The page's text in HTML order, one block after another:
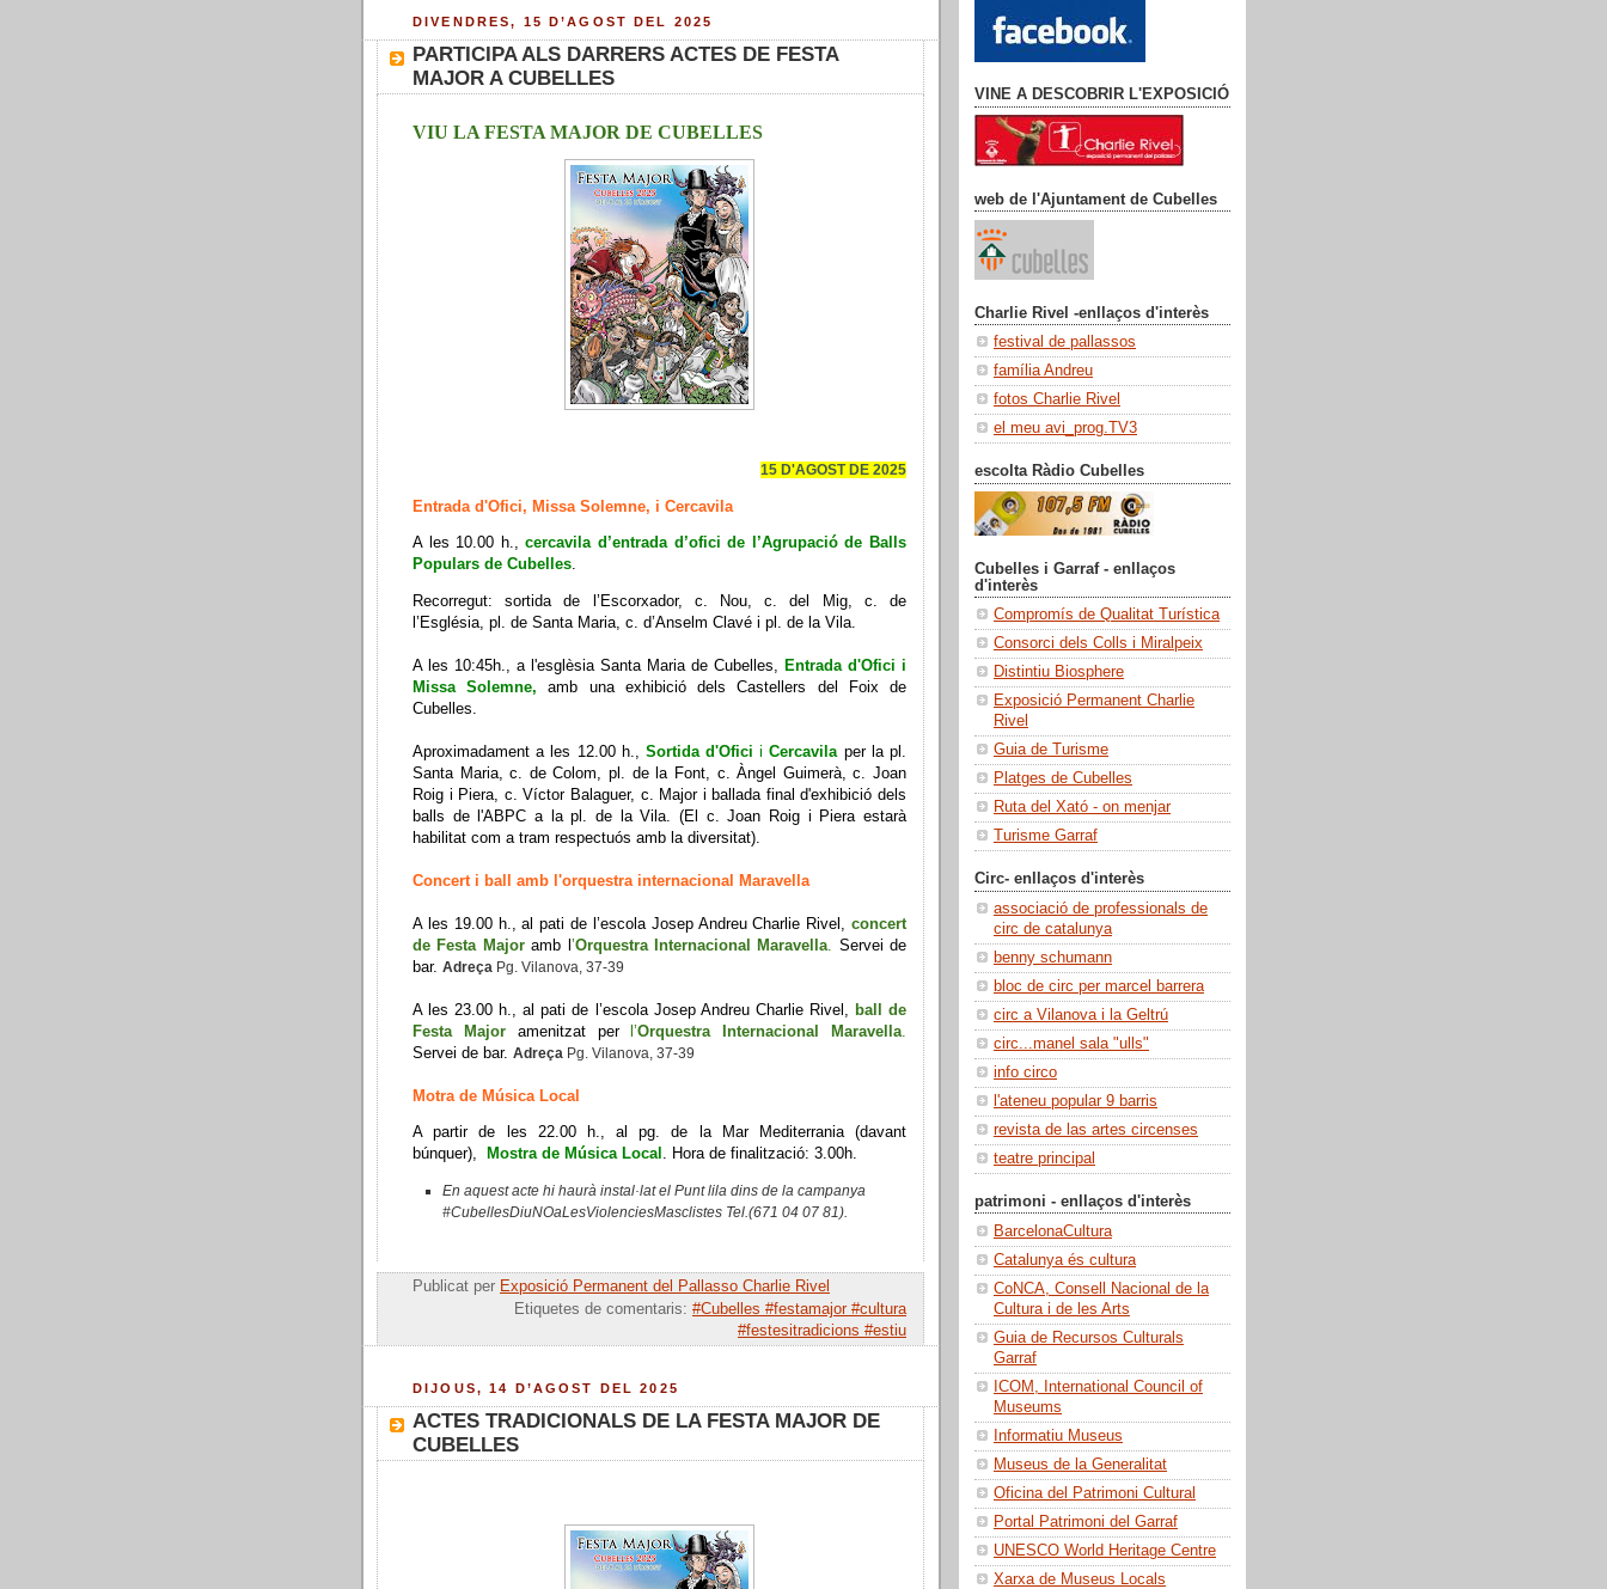
DIVENDRES, 15 D’AGOST DEL 2025
PARTICIPA ALS DARRERS ACTES DE FESTA
MAJOR A CUBELLES
VIU LA FESTA MAJOR DE CUBELLES
15 D'AGOST DE 2025
Entrada d'Ofici, Missa Solemne, i Cercavila
A les 10.00 h., cercavila d’entrada d’ofici de l’Agrupació de Balls
Populars de Cubelles.
Recorregut: sortida de l’Escorxador, c. Nou, c. del Mig, c. de
l’Església, pl. de Santa Maria, c. d’Anselm Clavé i pl. de la Vila.
A les 10:45h., a l'esglèsia Santa Maria de Cubelles, Entrada d'Ofici i
Missa Solemne, amb una exhibició dels Castellers del Foix de
Cubelles.
Aproximadament a les 12.00 h., Sortida d'OficiiCercavila per la pl.
Santa Maria, c. de Colom, pl. de la Font, c. Àngel Guimerà, c. Joan
Roig i Piera, c. Víctor Balaguer, c. Major i ballada final d'exhibició dels
balls de l'ABPC a la pl. de la Vila. (El c. Joan Roig i Piera estarà
habilitat com a tram respectuós amb la diversitat).
Concert i ball amb l'orquestra internacional Maravella
A les 19.00 h., al pati de l’escola Josep Andreu Charlie Rivel, concert
de Festa Major amb l ’Orquestra Internacional Maravella. Servei de
bar. Adreça Pg. Vilanova, 37-39
A les 23.00 h., al pati de l’escola Josep Andreu Charlie Rivel, ball de
Festa Major
amenitzat per l’Orquestra Internacional Maravella.
Servei de bar. Adreça Pg. Vilanova, 37-39
Motra de Música Local
A partir de les 22.00 h., al pg. de la Mar Mediterrania (davant
búnquer),
Mostra de Música Local . Hora de finalització: 3.00h.
En aquest acte hi haurà instal·lat el Punt lila dins de la campanya
#CubellesDiuNOaLesViolenciesMasclistes Tel.(671 04 07 81).
Publicat per Exposició Permanent del Pallasso Charlie Rivel
Etiquetes de comentaris: #Cubelles #festamajor #cultura
#festesitradicions #estiu
DIJOUS, 14 D’AGOST DEL 2025
ACTES TRADICIONALS DE LA FESTA MAJOR DE
CUBELLES
VINE A DESCOBRIR L'EXPOSICIÓ
web de l'Ajuntament de Cubelles
Charlie Rivel -enllaços d'interès
festival de pallassos
família Andreu
fotos Charlie Rivel
el meu avi_prog.TV3
escolta Ràdio Cubelles
Cubelles i Garraf - enllaços
d'interès
Compromís de Qualitat Turística
Consorci dels Colls i Miralpeix
Distintiu Biosphere
Exposició Permanent Charlie
Rivel
Guia de Turisme
Platges de Cubelles
Ruta del Xató - on menjar
Turisme Garraf
Circ- enllaços d'interès
associació de professionals de
circ de catalunya
benny schumann
bloc de circ per marcel barrera
circ a Vilanova i la Geltrú
circ...manel sala "ulls"
info circo
l'ateneu popular 9 barris
revista de las artes circenses
teatre principal
patrimoni - enllaços d'interès
BarcelonaCultura
Catalunya és cultura
CoNCA, Consell Nacional de la
Cultura i de les Arts
Guia de Recursos Culturals
Garraf
ICOM, International Council of
Museums
Informatiu Museus
Museus de la Generalitat
Oficina del Patrimoni Cultural
Portal Patrimoni del Garraf
UNESCO World Heritage Centre
Xarxa de Museus Locals